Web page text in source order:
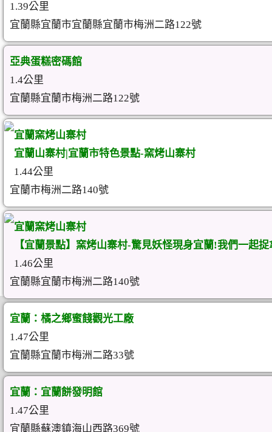
1.39公里
宜蘭縣宜蘭市宜蘭縣宜蘭市梅洲二路122號
亞典蛋糕密碼館
1.4公里
宜蘭縣宜蘭市梅洲二路122號
宜蘭窯烤山寨村
宜蘭山寨村|宜蘭市特色景點-窯烤山寨村
1.44公里
宜蘭市梅洲二路140號
宜蘭窯烤山寨村
【宜蘭景點】窯烤山寨村-驚見妖怪現身宜蘭!我們一起捉
1.46公里
宜蘭縣宜蘭市梅洲二路140號
宜蘭：橘之鄉蜜餞觀光工廠
1.47公里
宜蘭縣宜蘭市梅洲二路33號
宜蘭：宜蘭餅發明館
1.47公里
宜蘭縣蘇澳鎮海山西路369號